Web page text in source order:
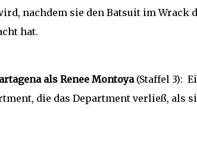
nachdem sie den Batsuit im Wrack
hat.
als Renee Montoya(Staffel 3):
die das Department verließ, als